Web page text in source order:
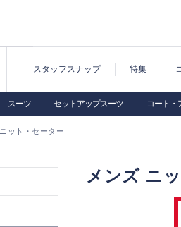
スタッフスナップ 特集
スーツ セットアップスーツ コート・
ニット・セーター
メンズ ニ